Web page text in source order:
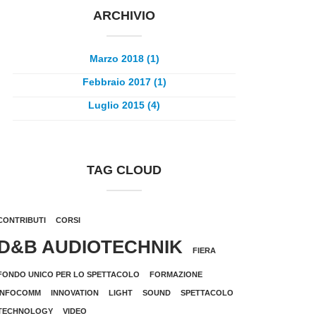
ARCHIVIO
Marzo 2018 (1)
Febbraio 2017 (1)
Luglio 2015 (4)
TAG CLOUD
CORSI
AUDIOTECHNIK FIERA
UNICO PER LO SPETTACOLO FORMAZIONE
INFOCOMM INNOVATION LIGHT SOUND SPETTACOLO
VIDEO